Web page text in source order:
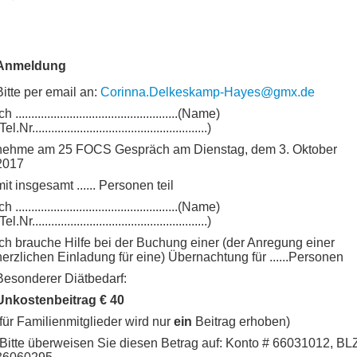
per email an: Corinna.Delkeskamp-Hayes@gmx.de
...................................................(Name)
am 25 FOCS Gespräch am Dienstag, dem 3. Oktober
insgesamt ...... Personen teil
...................................................(Name)
brauche Hilfe bei der Buchung einer (der Anregung einer
Einladung für eine) Übernachtung für ......Personen
Diätbedarf:
€ 40
Familienmitglieder wird nur ein Beitrag erhoben)
überweisen Sie diesen Betrag auf: Konto # 66031012,